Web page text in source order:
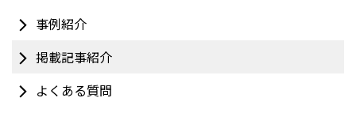
事例紹介
掲載記事紹介
よくある質問